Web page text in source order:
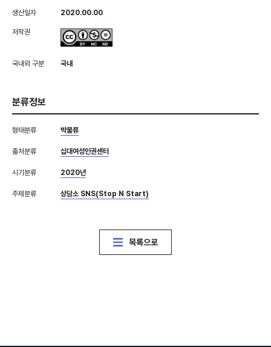
생산일자 2020.00.00
저작권
국내외 구분 국내
분류정보
형태분류 박물류
출처분류 십대여성인권센터
시기분류 2020년
주제분류 상담소 SNS(Stop N Start)
목록으로